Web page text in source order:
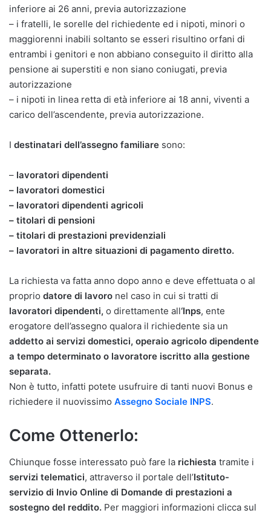
inferiore ai 26 anni, previa autorizzazione
– i fratelli, le sorelle del richiedente ed i nipoti, minori o
maggiorenni inabili soltanto se esseri risultino orfani di
entrambi i genitori e non abbiano conseguito il diritto alla
pensione ai superstiti e non siano coniugati, previa
autorizzazione
– i nipoti in linea retta di età inferiore ai 18 anni, viventi a
carico dell’ascendente, previa autorizzazione.
I destinatari dell’assegno familiare sono:
– lavoratori dipendenti
– lavoratori domestici
– lavoratori dipendenti agricoli
– titolari di pensioni
– titolari di prestazioni previdenziali
– lavoratori in altre situazioni di pagamento diretto.
La richiesta va fatta anno dopo anno e deve effettuata o al
proprio datore di lavoro nel caso in cui si tratti di
lavoratori dipendenti, o direttamente all‘Inps, ente
erogatore dell’assegno qualora il richiedente sia un
addetto ai servizi domestici, operaio agricolo dipendente
a tempo determinato o lavoratore iscritto alla gestione
separata.
Non è tutto, infatti potete usufruire di tanti nuovi Bonus e
richiedere il nuovissimo Assegno Sociale INPS.
Come Ottenerlo:
Chiunque fosse interessato può fare la richiesta tramite i
servizi telematici, attraverso il portale dell’Istituto-
servizio di Invio Online di Domande di prestazioni a
sostegno del reddito. Per maggiori informazioni clicca sul